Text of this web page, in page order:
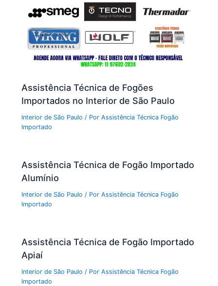
Assistência Técnica de Fogões
Importados no Interior de São Paulo
Interior de São Paulo / PorAssistência Técnica Fogão
Importado
Assistência Técnica de Fogão Importado
Alumínio
Interior de São Paulo / PorAssistência Técnica Fogão
Importado
Assistência Técnica de Fogão Importado
Apiaí
Interior de São Paulo / PorAssistência Técnica Fogão
Importado